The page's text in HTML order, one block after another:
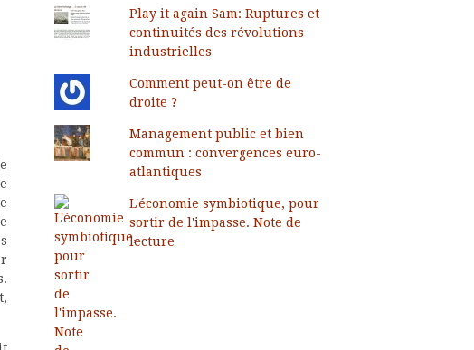
Play it again Sam: Ruptures et
continuités des révolutions
industrielles
Comment peut-on être de
droite ?
Management public et bien
commun : convergences euro-
atlantiques
L'économie symbiotique, pour
sortir de l'impasse. Note de
lecture